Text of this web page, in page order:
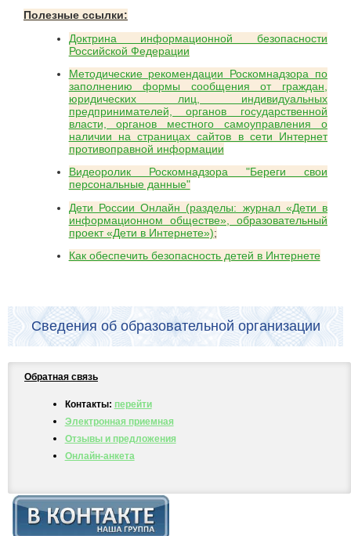
Полезные ссылки:
Доктрина информационной безопасности
Российской Федерации
Методические рекомендации Роскомнадзора по
заполнению формы сообщения от граждан,
юридических лиц, индивидуальных
предпринимателей, органов государственной
власти, органов местного самоуправления о
наличии на страницах сайтов в сети Интернет
противоправной информации
Видеоролик Роскомнадзора "Береги свои
персональные данные"
Дети России Онлайн (разделы: журнал «Дети в
информационном обществе», образовательный
проект «Дети в Интернете»);
Как обеспечить безопасность детей в Интернете
Сведения об образовательной организации
Обратная связь
Контакты: перейти
Электронная приемная
Отзывы и предложения
Онлайн-анкета